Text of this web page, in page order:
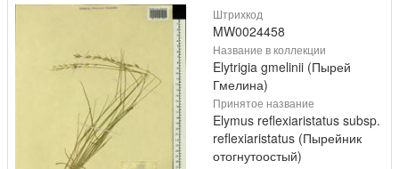
Штрихкод
MW0024458
Название в коллекции
Elytrigia gmelinii (Пырей
Гмелина)
Принятое название
Elymus reflexiaristatus subsp.
reflexiaristatus (Пырейник
отогнутоостый)